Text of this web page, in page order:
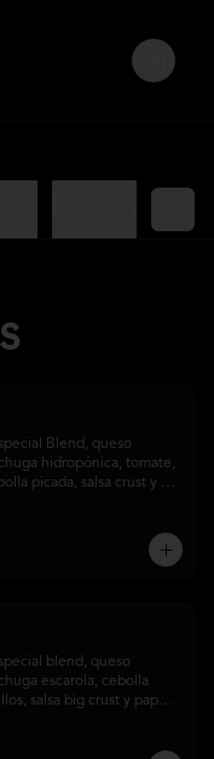
Login
Blend, queso
hidropónica, tomate,
picada, salsa crust y
blend, queso
escarola, cebolla
salsa big crust y papas